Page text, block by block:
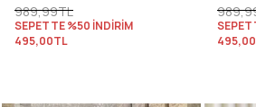
989,99TL
SEPETTE %50 İNDİRİM
495,00TL